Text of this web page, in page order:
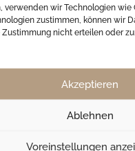
verwenden wir Technologien
zustimmen, können wir
nicht erteilen oder
Akzeptieren
Ablehnen
Voreinstellungen